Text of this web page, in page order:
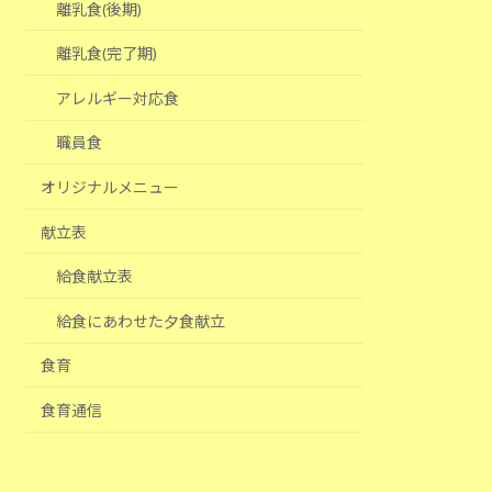
離乳食(後期)
離乳食(完了期)
アレルギー対応食
職員食
オリジナルメニュー
献立表
給食献立表
給食にあわせた夕食献立
食育
食育通信